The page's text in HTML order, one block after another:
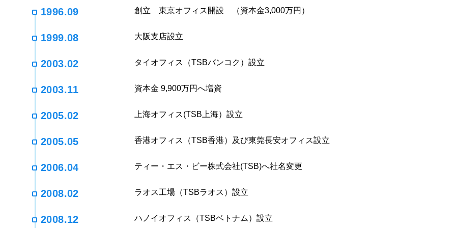
1996.09 創立 東京オフィス開設 （資本金3,000万円）
1999.08 大阪支店設立
2003.02 タイオフィス（TSBバンコク）設立
2003.11 資本金 9,900万円へ増資
2005.02 上海オフィス(TSB上海）設立
2005.05 香港オフィス（TSB香港）及び東莞長安オフィス設立
2006.04 ティー・エス・ビー株式会社(TSB)へ社名変更
2008.02 ラオス工場（TSBラオス）設立
2008.12 ハノイオフィス（TSBベトナム）設立